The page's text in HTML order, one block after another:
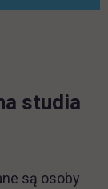
studia
są osoby